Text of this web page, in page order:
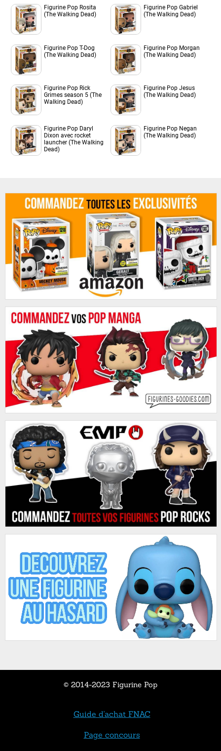
Figurine Pop Rosita
(The Walking Dead)
Figurine Pop Gabriel
(The Walking Dead)
Figurine Pop T-Dog
(The Walking Dead)
Figurine Pop Morgan
(The Walking Dead)
Figurine Pop Rick
Grimes season 5 (The
Walking Dead)
Figurine Pop Jesus
(The Walking Dead)
Figurine Pop Daryl
Dixon avec rocket
launcher (The Walking
Dead)
Figurine Pop Negan
(The Walking Dead)
© 2014-2023 Figurine Pop
Guide d'achat FNAC
Page concours